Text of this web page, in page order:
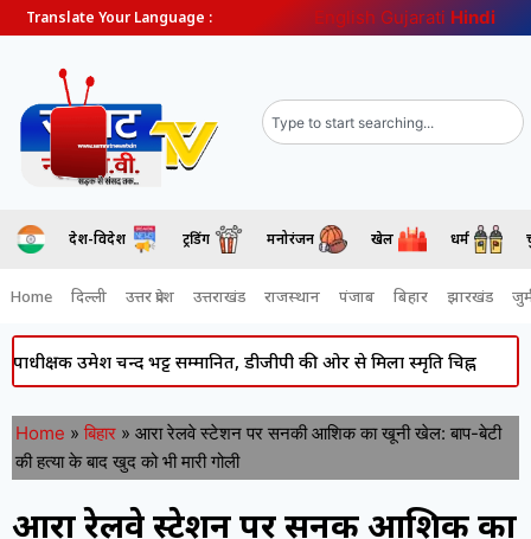
Translate Your Language : English Gujarati Hindi
देश-विदेश ट्रेंडिंग मनोरंजन खेल धर्म
Home दिल्ली उत्तर प्रदेश उत्तराखंड राजस्थान पंजाब बिहार झारखंड
चन्द भट्ट सम्मानित, डीजीपी की ओर से मिला स्मृति चिह्न Atiq
Home » बिहार » आरा रेलवे स्टेशन पर सनकी आशिक का खूनी खेल: बाप-बेटी
की हत्या के बाद खुद को भी मारी गोली
आरा रेलवे स्टेशन पर सनकी आशिक का